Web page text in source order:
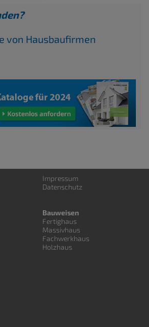
von Hausbaufirmen
Impressum
Datenschutz
Bauweisen
Fertighaus
Massivhaus
Fachwerkhaus
Holzhaus